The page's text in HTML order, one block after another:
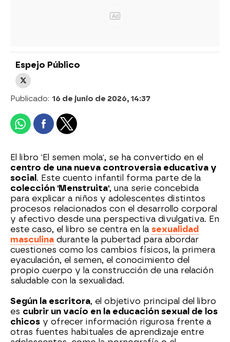
Ad
Espejo Público
Publicado: 16 de junio de 2026, 14:37
El libro 'El semen mola', se ha convertido en el
centro de una nueva controversia educativa y
social . Este cuento infantil forma parte de la
colección 'Menstruita', una serie concebida
para explicar a niños y adolescentes distintos
procesos relacionados con el desarrollo corporal
y afectivo desde una perspectiva divulgativa. En
este caso, el libro se centra en la sexualidad
masculina durante la pubertad para abordar
cuestiones como los cambios físicos, la primera
eyaculación, el semen, el conocimiento del
propio cuerpo y la construcción de una relación
saludable con la sexualidad.
Según la escritora, el objetivo principal del libro
es cubrir un vacío en la educación sexual de los
chicos y ofrecer información rigurosa frente a
otras fuentes habituales de aprendizaje entre